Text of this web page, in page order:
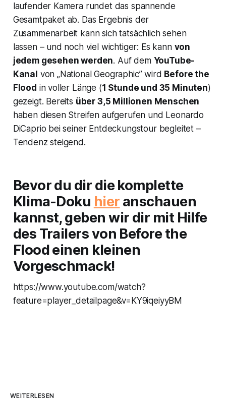
laufender Kamera rundet das spannende
Gesamtpaket ab. Das Ergebnis der
Zusammenarbeit kann sich tatsächlich sehen
lassen – und noch viel wichtiger: Es kann von
jedem gesehen werden. Auf dem YouTube-
Kanal von „National Geographic” wird Before the
Flood in voller Länge (1 Stunde und 35 Minuten)
gezeigt. Bereits über 3,5 Millionen Menschen
haben diesen Streifen aufgerufen und Leonardo
DiCaprio bei seiner Entdeckungstour begleitet –
Tendenz steigend.
Bevor du dir die komplette
Klima-Doku hier anschauen
kannst, geben wir dir mit Hilfe
des Trailers von Before the
Flood einen kleinen
Vorgeschmack!
https://www.youtube.com/watch?
feature=player_detailpage&v=KY9iqeiyyBM
WEITERLESEN